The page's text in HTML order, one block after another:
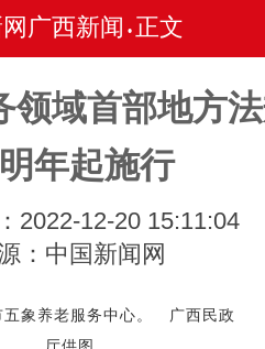
广西新闻 • 正文
领域首部地方
年起施行
2022-12-20 15:11:04
：中国新闻网